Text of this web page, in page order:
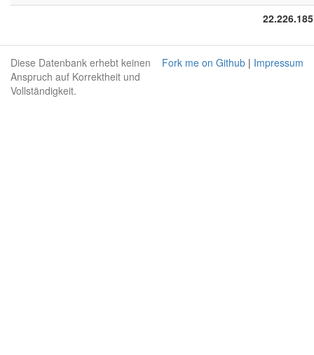
Fork me on Github | Impressum
Diese Datenbank erhebt keinen
Anspruch auf Korrektheit und
Vollständigkeit.